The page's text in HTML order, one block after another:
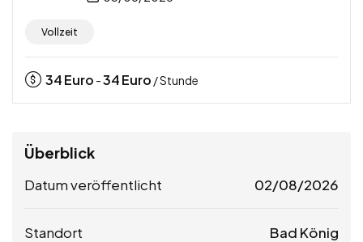
Vollzeit
34Euro -34Euro / Stunde
Überblick
Datum veröffentlicht 02/08/2026
Standort Bad König